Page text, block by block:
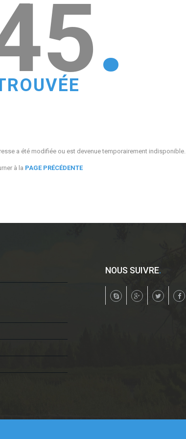
.
a été modifiée ou est devenue temporairement indisponible.
à la PAGE PRÉCÉDENTE
NOUS SUIVRE.